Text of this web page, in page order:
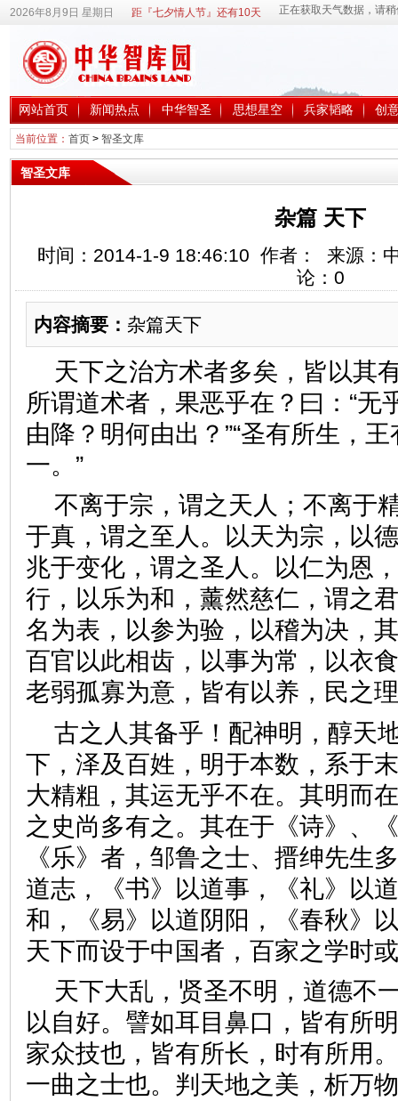
2026年8月9日 星期日 距『七夕情人节』还有10天
网站首页 新闻热点 中华智圣 思想星空 兵家韬略 创
当前位置： 首页> 智圣文库
智圣文库
杂篇 天下
时间：2014-1-9 18:46:10 作者： 来源：
论： 0
内容摘要： 杂篇天下
天下之治方术者多矣，皆以其
所谓道术者，果恶乎在？曰：“无
由降？明何由出？”“圣有所生，
一。”
不离于宗，谓之天人；不离于
于真，谓之至人。以天为宗，以
兆于变化，谓之圣人。以仁为恩
行，以乐为和，薰然慈仁，谓之
名为表，以参为验，以稽为决，
百官以此相齿，以事为常，以衣
老弱孤寡为意，皆有以养，
古之人其备乎！配神明，醇天
下，泽及百姓，明于本数，系于
大精粗，其运无乎不在。其明而
之史尚多有之。其在于《诗》、
《乐》者，邹鲁之士、搢绅先生
道志，《书》以道事，《礼》以
和，《易》以道阴阳，《春秋》
天下而设于中国者，百家之学
天下大乱，贤圣不明，道德不
以自好。譬如耳目鼻口，皆有所
家众技也，皆有所长，时有所用
一曲之士也。判天地之美，析万